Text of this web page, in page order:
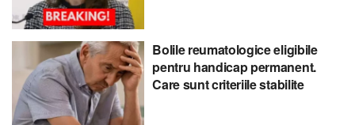
Bolile reumatologice eligibile
pentru handicap permanent.
Care sunt criteriile stabilite